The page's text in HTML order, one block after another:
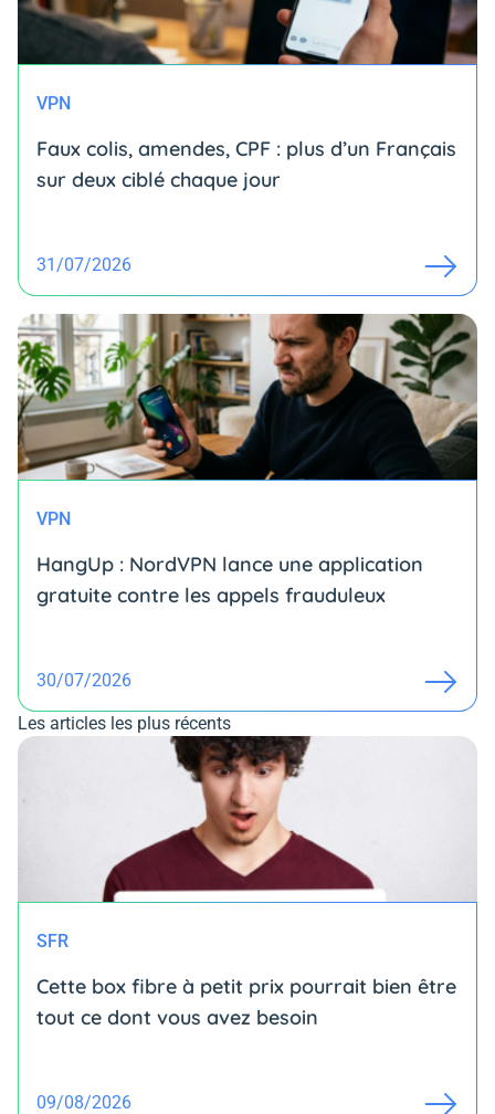
VPN
Faux colis, amendes, CPF : plus d’un Français
sur deux ciblé chaque jour
31/07/2026
VPN
HangUp : NordVPN lance une application
gratuite contre les appels frauduleux
30/07/2026
Les articles les plus récents
SFR
Cette box fibre à petit prix pourrait bien être
tout ce dont vous avez besoin
09/08/2026